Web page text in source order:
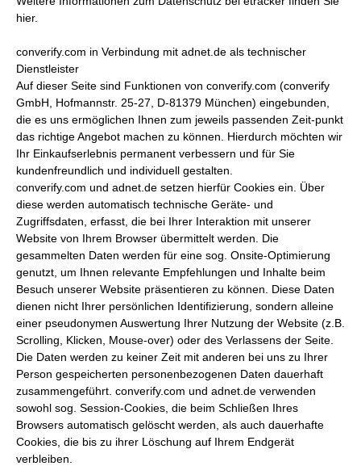
hier.
converify.com in Verbindung mit adnet.de als technischer
Dienstleister
Auf dieser Seite sind Funktionen von converify.com (converify
GmbH, Hofmannstr. 25-27, D-81379 München) eingebunden,
die es uns ermöglichen Ihnen zum jeweils passenden Zeit-punkt
das richtige Angebot machen zu können. Hierdurch möchten wir
Ihr Einkaufserlebnis permanent verbessern und für Sie
kundenfreundlich und individuell gestalten.
converify.com und adnet.de setzen hierfür Cookies ein. Über
diese werden automatisch technische Geräte- und
Zugriffsdaten, erfasst, die bei Ihrer Interaktion mit unserer
Website von Ihrem Browser übermittelt werden. Die
gesammelten Daten werden für eine sog. Onsite-Optimierung
genutzt, um Ihnen relevante Empfehlungen und Inhalte beim
Besuch unserer Website präsentieren zu können. Diese Daten
dienen nicht Ihrer persönlichen Identifizierung, sondern alleine
einer pseudonymen Auswertung Ihrer Nutzung der Website (z.B.
Scrolling, Klicken, Mouse-over) oder des Verlassens der Seite.
Die Daten werden zu keiner Zeit mit anderen bei uns zu Ihrer
Person gespeicherten personenbezogenen Daten dauerhaft
zusammengeführt. converify.com und adnet.de verwenden
sowohl sog. Session-Cookies, die beim Schließen Ihres
Browsers automatisch gelöscht werden, als auch dauerhafte
Cookies, die bis zu ihrer Löschung auf Ihrem Endgerät
verbleiben.